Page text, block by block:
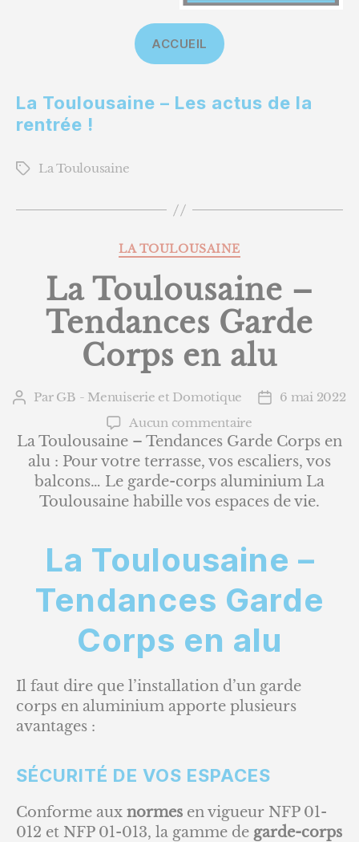
ACCUEIL
La Toulousaine – Les actus de la
rentrée !
Étiquettes
La Toulousaine
Catégories
LA TOULOUSAINE
La Toulousaine –
Tendances Garde
Corps en alu
Auteur
l’article
Par GB - Menuiserie et Domotique
Date
l’article
6 mai 2022
Aucun commentairesur
La
Toulousaine
–
Tendances
Garde
alu
La Toulousaine – Tendances Garde Corps en
alu : Pour votre terrasse, vos escaliers, vos
balcons… Le garde-corps aluminium La
Toulousaine habille vos espaces de vie.
La Toulousaine –
Tendances Garde
Corps en alu
Il faut dire que l’installation d’un garde
corps en aluminium apporte plusieurs
avantages :
SÉCURITÉ DE VOS ESPACES
Conforme aux normes en vigueur NFP 01-
012 et NFP 01-013, la gamme de garde-corps